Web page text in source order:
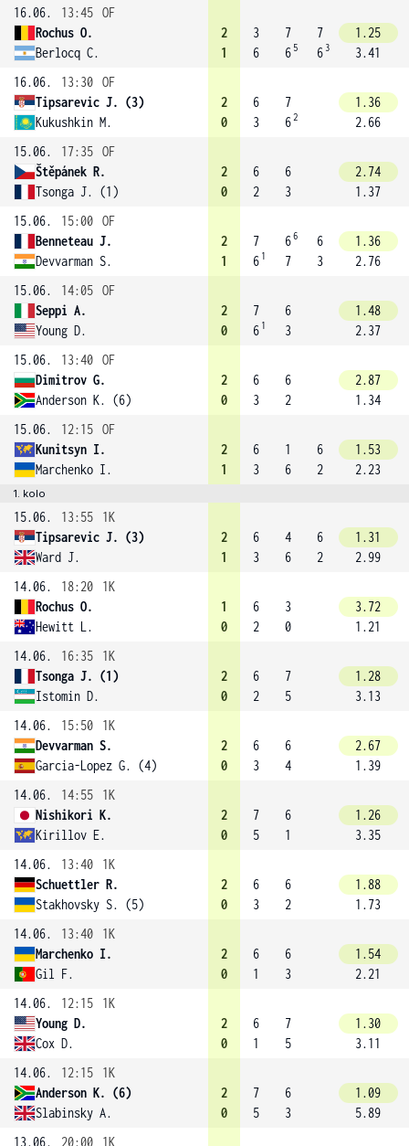
16.06.
13:45 OF
Rochus O.
Berlocq C.
2
1
3
6
7
6 5
7
6 3
1.25
3.41
16.06.
13:30 OF
Tipsarevic J. (3)
Kukushkin M.
2
0
6
3
7
62
1.36
2.66
15.06.
17:35 OF
Štěpánek R.
Tsonga J. (1)
2
0
6
2
6
3
2.74
1.37
15.06.
15:00 OF
Benneteau J.
Devvarman S.
2
1
7
6 1
66
7
6
3
1.36
2.76
15.06.
14:05 OF
Seppi A.
Young D.
2
0
7
6 1
6
3
1.48
2.37
15.06.
13:40 OF
Dimitrov G.
Anderson K. (6)
2
0
6
3
6
2
2.87
1.34
15.06.
12:15 OF
Kunitsyn I.
Marchenko I.
2
1
6
3
1
6
6
2
1.53
2.23
1. kolo
15.06. 13:55
1K
Tipsarevic J. (3)
Ward J.
2
1
6
3
4
6
6
2
1.31
2.99
14.06.
18:20
1K
Rochus O.
Hewitt L.
1
0
6
2
3
0
3.72
1.21
14.06.
16:35
1K
Tsonga J. (1)
Istomin D.
2
0
6
2
7
5
1.28
3.13
14.06.
15:50
1K
Devvarman S.
Garcia-Lopez G. (4)
2
0
6
3
6
4
2.67
1.39
14.06.
14:55
1K
Nishikori K.
Kirillov E.
2
0
7
5
6
1
1.26
3.35
14.06.
13:40
1K
Schuettler R.
Stakhovsky S. (5)
2
0
6
3
6
2
1.88
1.73
14.06.
13:40
1K
Marchenko I.
Gil F.
2
0
6
1
6
3
1.54
2.21
14.06.
12:15
1K
Young D.
Cox D.
2
0
6
1
7
5
1.30
3.11
14.06.
12:15
1K
Anderson K. (6)
Slabinsky A.
2
0
7
5
6
3
1.09
5.89
13.06.
20:00 1K